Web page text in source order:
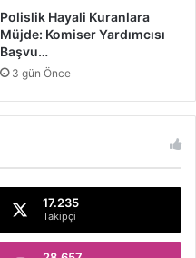
Polislik Hayali Kuranlara
Müjde: Komiser Yardımcısı
Başvu…
3 gün Önce
17.235
Takipçi